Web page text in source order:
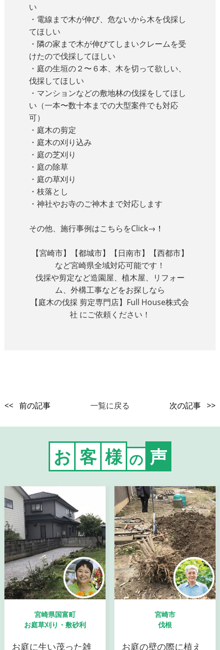
い
・電線まで木が伸び、危ないから木を伐採し
てほしい
・隣の家まで木が伸びてしまいクレームを受
けたので伐採してほしい
・庭の生垣の２〜６本、木を切って欲しい、
伐採してほしい
・マンションなどの敷地林の伐採をしてほし
い（一本〜数十本までの大型案件でも対応
可）
・庭木の剪定
・庭木の刈り込み
・庭の芝刈り
・庭の除草
・庭の草刈り
・枝落とし
・神社やお寺のご神木まで対応します
その他、施行事例はこちらをClick→ ！
【宮崎市】【都城市】【日南市】【西都市】
など宮崎県全域対応可能です！
伐採や剪定など造園屋、植木屋、リフォー
ム、外構工事などをお探しなら
【庭木の伐採 剪定専門店】 Full House株式会
社 にご依頼ください！
<< 前の記事 一覧に戻る 次の記事 >>
お 客 様 の 声
宮崎県国富町
お庭草刈り・敷砂利
お庭に生い茂った雑
宮崎市
伐根
お庭の壁の際に植え